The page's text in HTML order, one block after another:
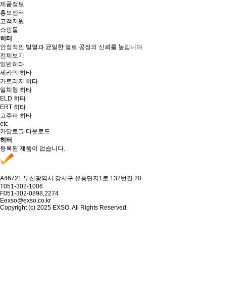
제품정보
홍보센터
고객지원
쇼핑몰
히터
안정적인 발열과 균일한 열로 공정의 신뢰를 높입니다
전체보기
일반히타
세라믹 히타
카트리지 히타
일체형 히타
ELD 히타
ERT 히타
고주파 히타
etc
카달로그 다운로드
히터
등록된 제품이 없습니다.
A46721 부산광역시 강서구 유통단지1로 132번길 20
T051-302-1006
F051-302-0898,2274
Eexso@exso.co.kr
Copyright (c) 2025 EXSO. All Rights Reserved.